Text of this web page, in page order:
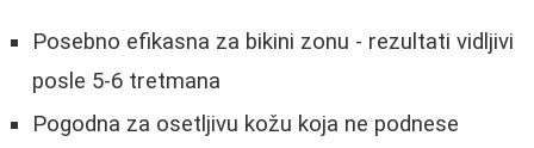
Posebno efikasna za bikini zonu - rezultati vidljivi
posle 5-6 tretmana
Pogodna za osetljivu kožu koja ne podnese